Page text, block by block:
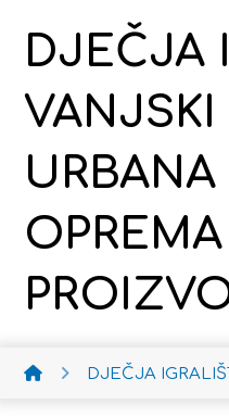
DJEČJA
VANJSKI
URBANA
DJEČJA